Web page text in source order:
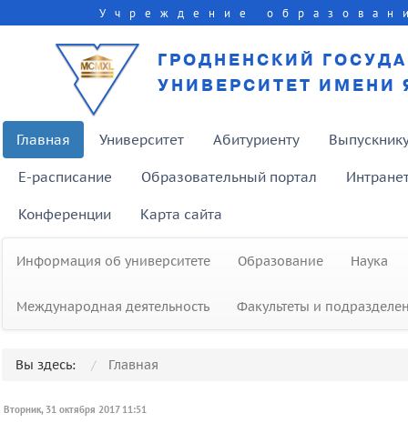
Учреждение
ГРОДНЕНСКИЙ
УНИВЕРСИТЕТ ИМЕНИ
Главная Университет Абитуриенту
E-расписание Образовательный портал
Конференции Карта сайта
Информация об университете Образование Наука
Международная деятельность Факультеты и
Вы здесь: Главная
Вторник, 31 октября 2017 11:51